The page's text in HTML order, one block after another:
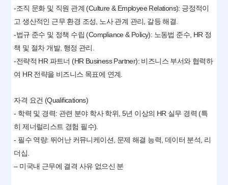
-조직 문화 및 직원 관계 (Culture & Employee Relations): 긍정적이
고 생산적인 근무 환경 조성, 노사 관계 관리, 갈등 해결.
-법규 준수 및 정책 수립 (Compliance & Policy): 노동법 준수, HR 정
책 및 절차 개발, 행정 관리.
-전략적 HR 파트너 (HR Business Partner): 비즈니스 부서와 협력하
여 HR 전략을 비즈니스 목표에 연계.
자격 요건 (Qualifications)
- 학력 및 경력: 관련 분야 학사 학위, 5년 이상의 HR 실무 경력 (특
히 제너럴리스트 경험 필수).
- 필수 역량: 뛰어난 커뮤니케이션, 문제 해결 능력, 데이터 분석, 리
더십.
– 미국내 근무에 결격 사유 없으신 분